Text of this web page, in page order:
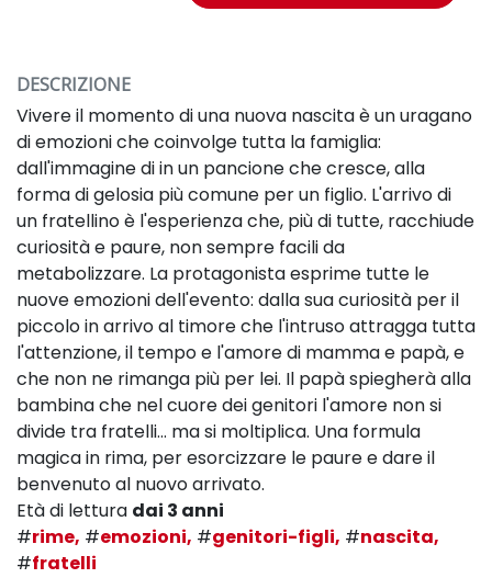
DESCRIZIONE
Vivere il momento di una nuova nascita è un uragano
di emozioni che coinvolge tutta la famiglia:
dall'immagine di in un pancione che cresce, alla
forma di gelosia più comune per un figlio. L'arrivo di
un fratellino è l'esperienza che, più di tutte, racchiude
curiosità e paure, non sempre facili da
metabolizzare. La protagonista esprime tutte le
nuove emozioni dell'evento: dalla sua curiosità per il
piccolo in arrivo al timore che l'intruso attragga tutta
l'attenzione, il tempo e l'amore di mamma e papà, e
che non ne rimanga più per lei. Il papà spiegherà alla
bambina che nel cuore dei genitori l'amore non si
divide tra fratelli... ma si moltiplica. Una formula
magica in rima, per esorcizzare le paure e dare il
benvenuto al nuovo arrivato.
Età di lettura dai 3 anni
#rime, #emozioni, #genitori-figli, #nascita,
#fratelli